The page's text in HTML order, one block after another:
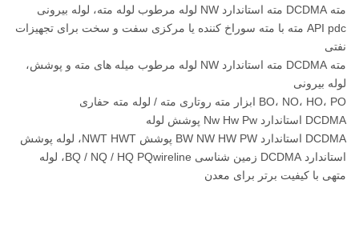
مته DCDMA مته استاندارد NW لوله مرطوب لوله مته، لوله بیرونی
API pdc مته با مته سوراخ کننده یا مرکزی سفت و سخت برای تجهیزات
نفتی
مته DCDMA مته استاندارد NW لوله مرطوب میله های مته و پوشش،
لوله بیرونی
BO، NO، HO، PO ابزار مته روتاری مته / لوله مته حفاری
DCDMA استاندارد Nw Hw Pw پوشش لوله
DCDMA استاندارد BW NW HW PW پوشش NWT HWT، لوله پوشش
استاندارد DCDMA زمین شناسی BQ / NQ / HQ PQwireline، لوله
متهی با کیفیت برتر برای معدن